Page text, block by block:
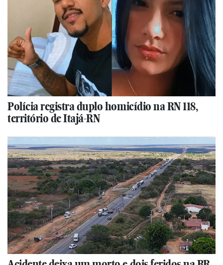
Polícia registra duplo homicídio na RN 118,
território de Itajá-RN